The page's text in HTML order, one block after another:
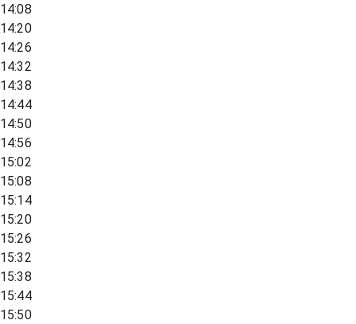
14:08
14:20
14:26
14:32
14:38
14:44
14:50
14:56
15:02
15:08
15:14
15:20
15:26
15:32
15:38
15:44
15:50